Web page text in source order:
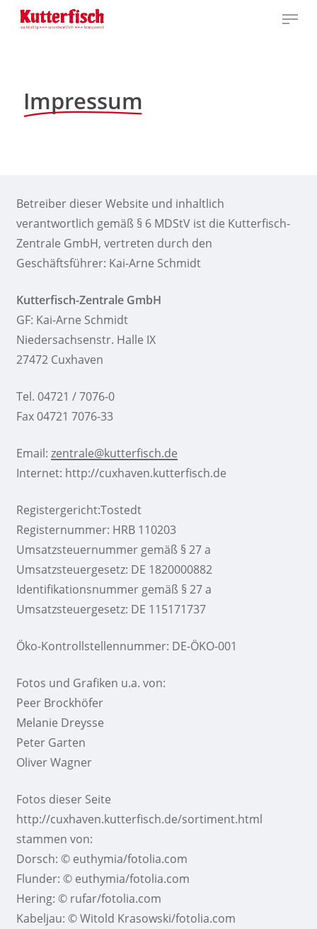
Menu
Impressum
Betreiber dieser Website und inhaltlich
verantwortlich gemäß § 6 MDStV ist die Kutterfisch-
Zentrale GmbH, vertreten durch den
Geschäftsführer: Kai-Arne Schmidt
Kutterfisch-Zentrale GmbH
GF: Kai-Arne Schmidt
Niedersachsenstr. Halle IX
27472 Cuxhaven
Tel. 04721 / 7076-0
Fax 04721 7076-33
Email: zentrale@kutterfisch.de
Internet: http://cuxhaven.kutterfisch.de
Registergericht:Tostedt
Registernummer: HRB 110203
Umsatzsteuernummer gemäß § 27 a
Umsatzsteuergesetz: DE 1820000882
Identifikationsnummer gemäß § 27 a
Umsatzsteuergesetz: DE 115171737
Öko-Kontrollstellennummer: DE-ÖKO-001
Fotos und Grafiken u.a. von:
Peer Brockhöfer
Melanie Dreysse
Peter Garten
Oliver Wagner
Fotos dieser Seite
http://cuxhaven.kutterfisch.de/sortiment.html
stammen von:
Dorsch: © euthymia/fotolia.com
Flunder: © euthymia/fotolia.com
Hering: © rufar/fotolia.com
Kabeljau: © Witold Krasowski/fotolia.com